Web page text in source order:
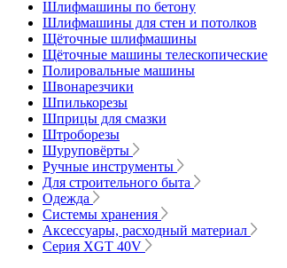
Шлифмашины по бетону
Шлифмашины для стен и потолков
Щёточные шлифмашины
Щёточные машины телескопические
Полировальные машины
Швонарезчики
Шпилькорезы
Шприцы для смазки
Штроборезы
Шуруповёрты
Ручные инструменты
Для строительного быта
Одежда
Системы хранения
Аксессуары, расходный материал
Серия XGT 40V